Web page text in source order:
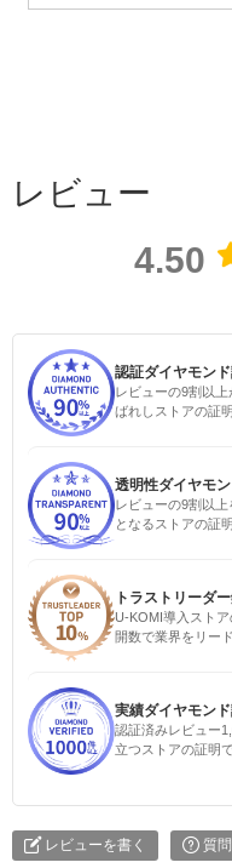
レビュー
4.50
認証ダイヤモン
レビューの9割以
ばれしストアの証明
透明性ダイヤモ
レビューの9割以
となるストアの証
トラストリーダ
U-KOMI導入スト
開数で業界をリー
実績ダイヤモン
認証済みレビュー
立つストアの証明で
レビューを書く 質